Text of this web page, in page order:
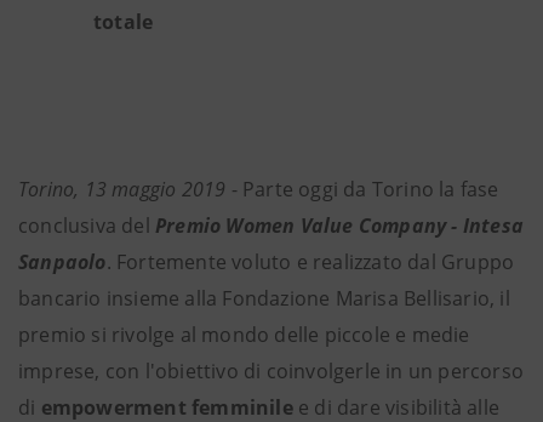
totale
Torino, 13 maggio 2019 - Parte oggi da Torino la fase
conclusiva del Premio Women Value Company - Intesa
Sanpaolo. Fortemente voluto e realizzato dal Gruppo
bancario insieme alla Fondazione Marisa Bellisario, il
premio si rivolge al mondo delle piccole e medie
imprese, con l'obiettivo di coinvolgerle in un percorso
di empowerment femminilee di dare visibilità alle